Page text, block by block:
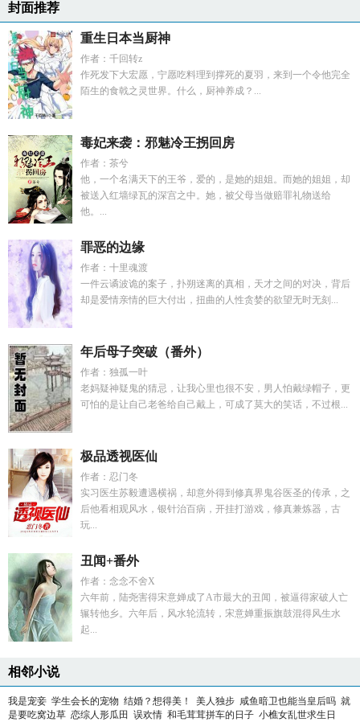
封面推荐
重生日本当厨神
作者：千回转z
作死发下大宏愿，宁愿吃料理到撑死的夏羽，来到一个令他完全
陌生的食戟之灵世界。什么，厨神养成？...
毒妃来袭：邪魅冷王拐回房
作者：茶兮
他，一个名满天下的王爷，爱的，是她的姐姐。而她的姐姐，却
被送入红墙绿瓦的深宫之中。她，被父母当做赔罪礼物送给
他。...
罪恶的边缘
作者：十里魂渡
一件云谲波诡的案子，扑朔迷离的真相，天才之间的对决，背后
却是爱情亲情的巨大付出，扭曲的人性贪婪的欲望无时无刻...
年后母子突破（番外）
作者：独孤一叶
老妈疑神疑鬼的猜忌，让我心里也很不安，男人怕戴绿帽子，更
可怕的是让自己老爸给自己戴上，可成了莫大的笑话，不过根...
极品透视医仙
作者：忍门冬
实习医生苏毅遭遇横祸，却意外得到修真界鬼谷医圣的传承，之
后他看相观风水，银针治百病，开挂打游戏，修真兼炼器，古
玩...
丑闻+番外
作者：念念不舍X
六年前，陆尧害得宋意婵成了A市最大的丑闻，被逼得家破人亡
辗转他乡。六年后，风水轮流转，宋意婵重振旗鼓混得风生水
起...
相邻小说
我是宠妾 学生会长的宠物 结婚？想得美！ 美人独步 咸鱼暗卫也能当皇后吗 就
是要吃窝边草 恋综人形瓜田 误欢情 和毛茸茸拼车的日子 小樵女乱世求生日